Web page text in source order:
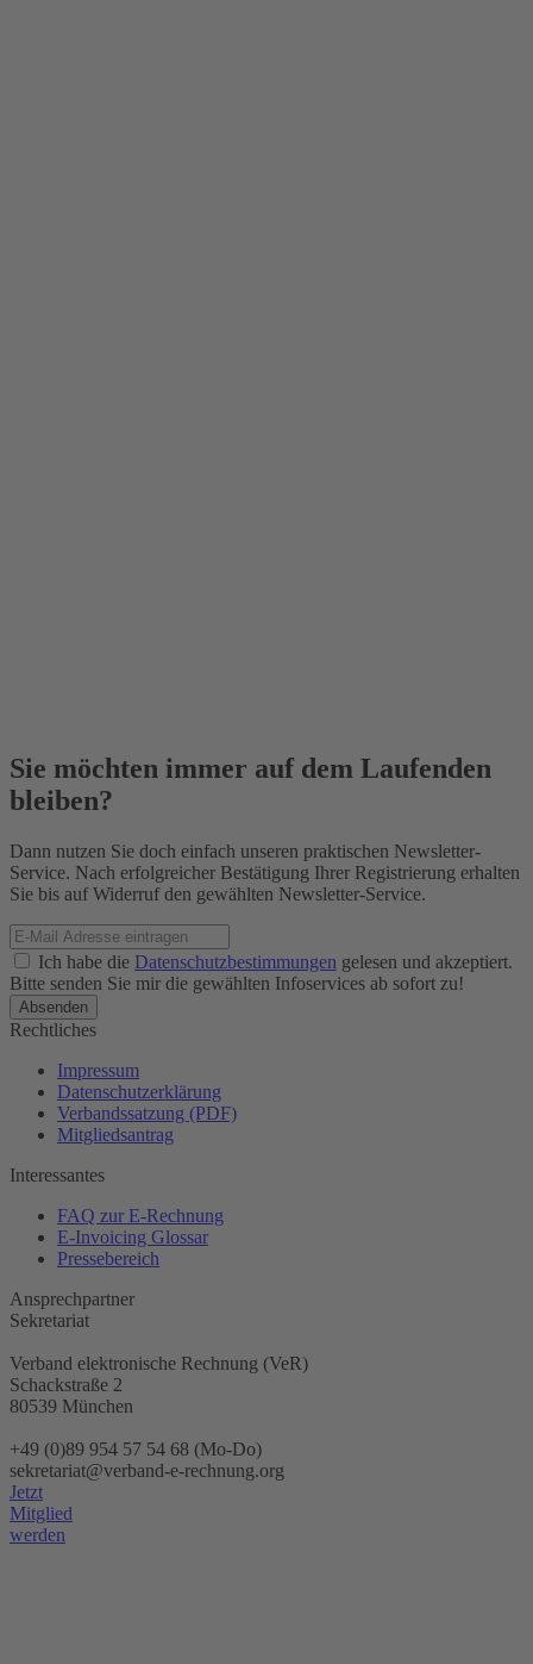
Sie möchten immer auf dem Laufenden
bleiben?
Dann nutzen Sie doch einfach unseren praktischen Newsletter-
Service. Nach erfolgreicher Bestätigung Ihrer Registrierung erhalten
Sie bis auf Widerruf den gewählten Newsletter-Service.
Ich habe die Datenschutzbestimmungen gelesen und akzeptiert.
Bitte senden Sie mir die gewählten Infoservices ab sofort zu!
Rechtliches
Impressum
Datenschutzerklärung
Verbandssatzung (PDF)
Mitgliedsantrag
Interessantes
FAQ zur E-Rechnung
E-Invoicing Glossar
Pressebereich
Ansprechpartner
Sekretariat
Verband elektronische Rechnung (VeR)
Schackstraße 2
80539 München
+49 (0)89 954 57 54 68 (Mo-Do)
sekretariat@verband-e-rechnung.org
Jetzt
Mitglied
werden